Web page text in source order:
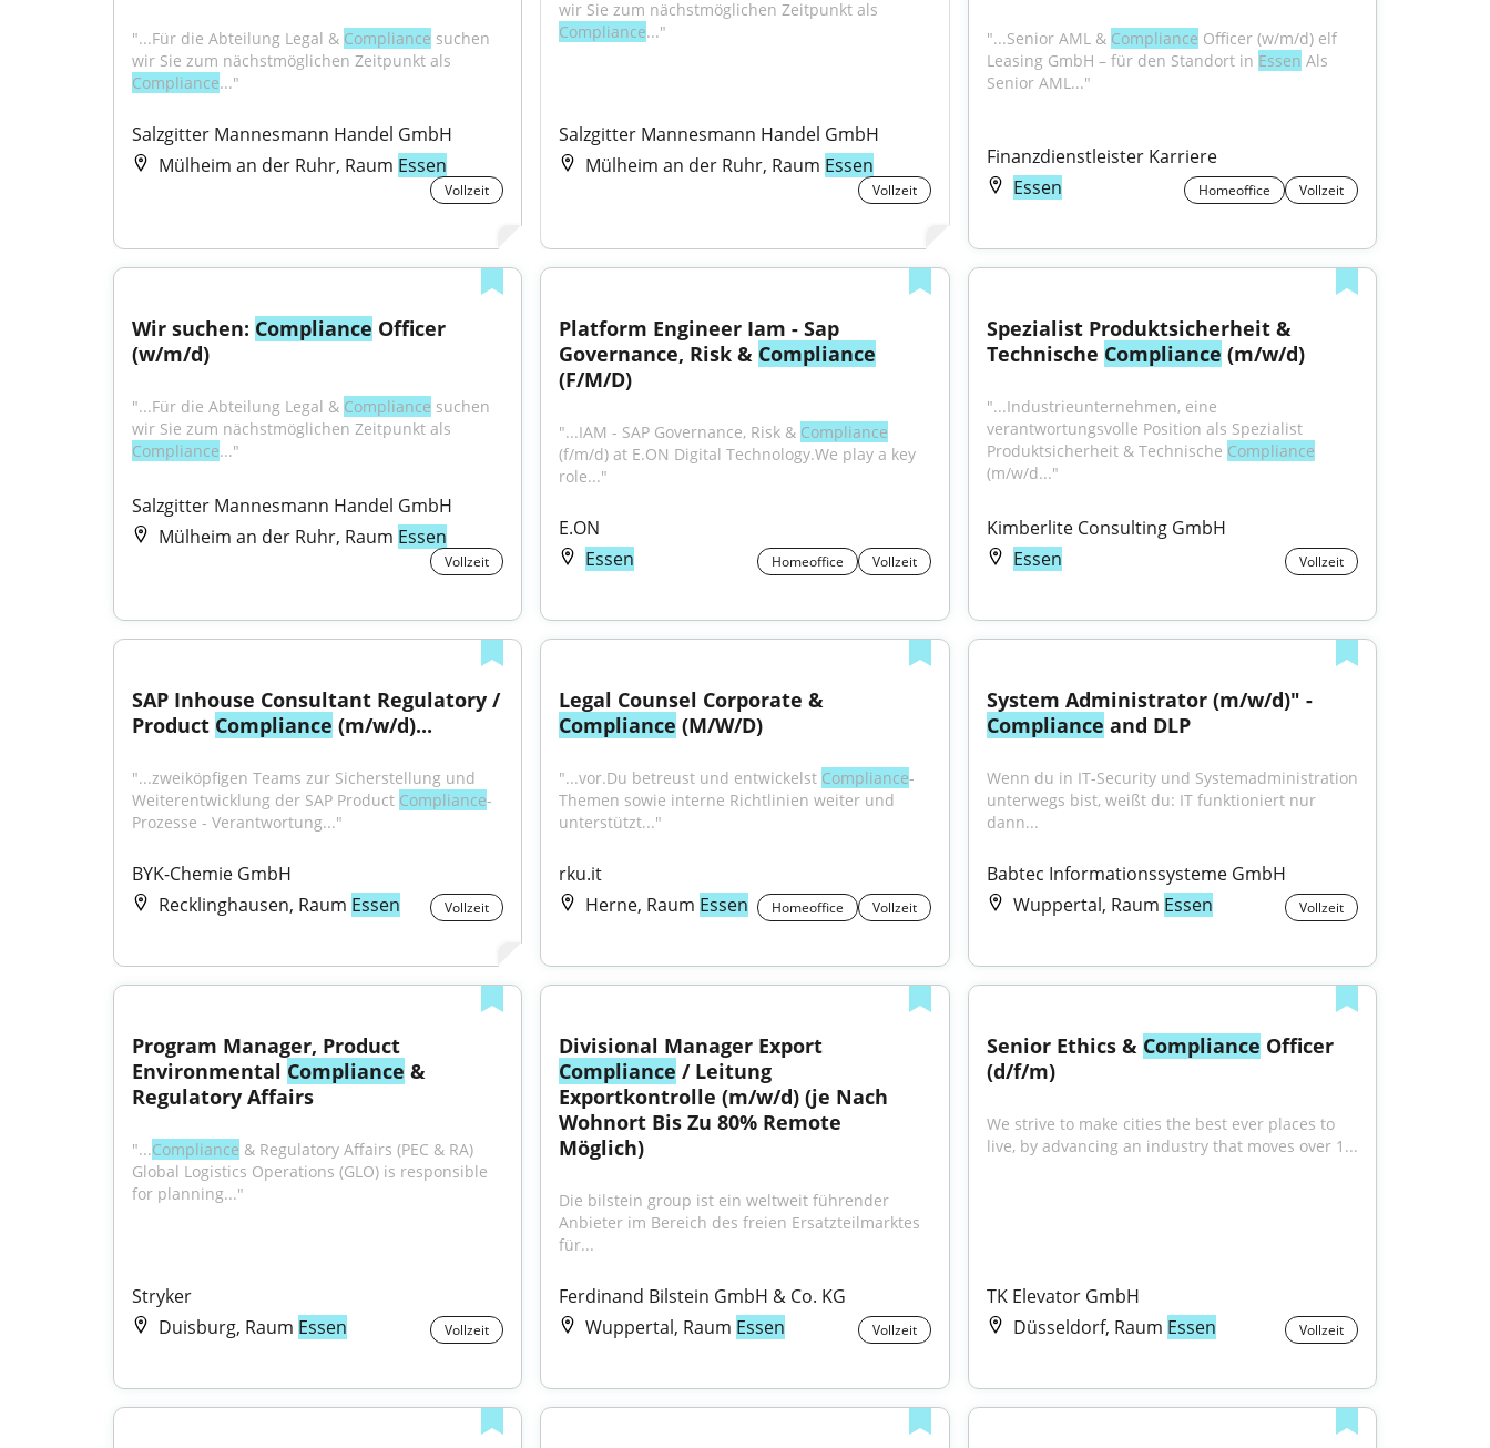
"...Für die Abteilung Legal & Compliance suchen
Compliance..."
Salzgitter Mannesmann Handel GmbH
Mülheim an der Ruhr, Raum Essen
Vollzeit
Compliance..."
Salzgitter Mannesmann Handel GmbH
Mülheim an der Ruhr, Raum Essen
Vollzeit
"...Senior AML & Compliance Officer (w/m/d) elf
Leasing GmbH – für den Standort in Essen Als
Senior AML..."
Finanzdienstleister Karriere
Essen
Homeoffice Vollzeit
Wir suchen: Compliance Officer
(w/m/d)
"...Für die Abteilung Legal & Compliance suchen
Compliance..."
Salzgitter Mannesmann Handel GmbH
Mülheim an der Ruhr, Raum Essen
Vollzeit
Platform Engineer Iam - Sap
Governance, Risk & Compliance
(F/M/D)
"...IAM - SAP Governance, Risk & Compliance
(f/m/d) at E.ON Digital Technology.We play a key
role..."
E.ON
Essen
Homeoffice Vollzeit
Spezialist Produktsicherheit &
Technische Compliance (m/w/d)
"...Industrieunternehmen, eine
verantwortungsvolle Position als Spezialist
Produktsicherheit & Technische Compliance
(m/w/d..."
Kimberlite Consulting GmbH
Essen
Vollzeit
SAP Inhouse Consultant Regulatory /
Product Compliance (m/w/d)...
"...zweiköpfigen Teams zur Sicherstellung und
Weiterentwicklung der SAP Product Compliance-
Prozesse - Verantwortung..."
BYK-Chemie GmbH
Recklinghausen, Raum Essen Vollzeit
Compliance (M/W/D)
"...vor.Du betreust und entwickelst Compliance-
Themen sowie interne Richtlinien weiter und
unterstützt..."
rku.it
Herne, Raum Essen Homeoffice Vollzeit
System Administrator (m/w/d)" -
Compliance and DLP
Wenn du in IT-Security und Systemadministration
unterwegs bist, weißt du: IT funktioniert nur
dann...
Babtec Informationssysteme GmbH
Wuppertal, Raum Essen Vollzeit
Program Manager, Product
Environmental Compliance &
Regulatory Affairs
"...Compliance & Regulatory Affairs (PEC & RA)
Global Logistics Operations (GLO) is responsible
for planning..."
Stryker
Duisburg, Raum Essen Vollzeit
Compliance / Leitung
Exportkontrolle (m/w/d) (je Nach
Wohnort Bis Zu 80% Remote
Möglich)
Die bilstein group ist ein weltweit führender
Anbieter im Bereich des freien Ersatzteilmarktes
für...
Ferdinand Bilstein GmbH & Co. KG
Wuppertal, Raum Essen Vollzeit
Senior Ethics & Compliance Officer
(d/f/m)
We strive to make cities the best ever places to
live, by advancing an industry that moves over 1...
TK Elevator GmbH
Düsseldorf, Raum Essen Vollzeit